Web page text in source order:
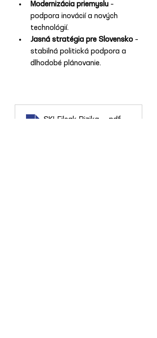
Modernizácia priemyslu –
podpora inovácií a nových
technológií.
Jasná stratégia pre Slovensko –
stabilná politická podpora a
dlhodobé plánovanie.
SKI-Filcak-Rizika-zaostavania-
.pdf